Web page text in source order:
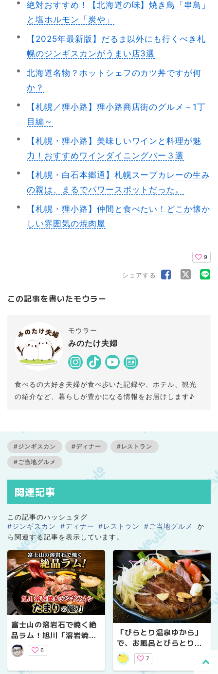
絶対おすすめ！【北海道の味】焼き鳥「串鳥」
と塩ホルモン「炭や」
【2025年最新版】だるま以外にも行くべき札
幌のジンギスカンがうまい店3選
北海道名物？ホットシェフのカツ丼ですが何
か？
【札幌／狸小路】狸小路商店街のグルメ～1丁
目編～
【札幌・狸小路】美味しいワインと料理が魅
力！おすすめワインダイニングバー３選
【札幌・白石本郷通】札幌スープカレーの生み
の親は、まるでパワースポットだった。
【札幌・狸小路】仲間と食べたい！どこか懐か
しい雰囲気の焼肉屋
9
シェアする
この記事を書いたモウラー
モウラー
みのたけ夫婦
食べるの大好き夫婦が食べ歩いた記録や、ホテル、観光
の紹介など、暮らしが豊かになる情報をお届けします♪
#ジンギスカン #ディナー #レストラン
#ご当地グルメ
関連記事
この記事のハッシュタグ
#ジンギスカン
#ディナー #レストラン #ご当地グルメ
か
ら関連する記事を表示しています。
富士山の溶岩石で焼く絶
品ラム！旭川「溶岩焼き
ジンギスカン たまり」の
魅力
6
「びらとり温泉ゆから」
で、お風呂とびらとり和
牛グルメを堪能！
7